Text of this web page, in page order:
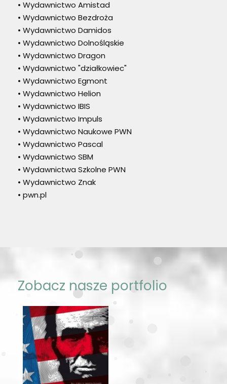
• Wydawnictwo Amistad
• Wydawnictwo Bezdroża
• Wydawnictwo Damidos
• Wydawnictwo Dolnośląskie
• Wydawnictwo Dragon
• Wydawnictwo "działkowiec"
• Wydawnictwo Egmont
• Wydawnictwo Helion
• Wydawnictwo IBIS
• Wydawnictwo Impuls
• Wydawnictwo Naukowe PWN
• Wydawnictwo Pascal
• Wydawnictwo SBM
• Wydawnictwa Szkolne PWN
• Wydawnictwo Znak
• pwn.pl
Zobacz nasze portfolio